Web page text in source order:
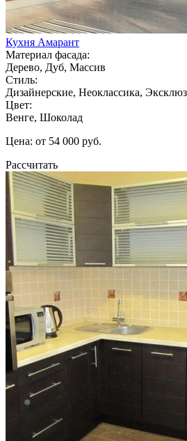
Кухня Амарант
Материал фасада:
Дерево, Дуб, Массив
Стиль:
Дизайнерские, Неоклассика,
Цвет:
Венге, Шоколад
Цена: от 54 000 руб.
Рассчитать